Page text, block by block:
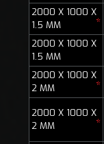
2000 X 1000 X
1.5 MM
*
2000 X 1000 X
1.5 MM
2000 X 1000 X
2 MM
*
2000 X 1000 X
2 MM
*